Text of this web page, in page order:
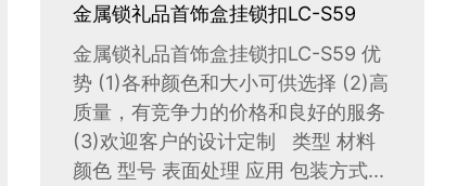
金属锁礼品首饰盒挂锁扣LC-S59
金属锁礼品首饰盒挂锁扣LC-S59 优
势 (1)各种颜色和大小可供选择 (2)高
质量，有竞争力的价格和良好的服务
(3)欢迎客户的设计定制 类型 材料
颜色 型号 表面处理 应用 包装方式...